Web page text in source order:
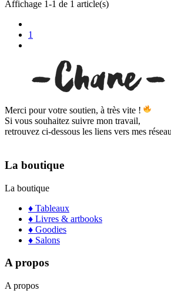
Affichage 1-1 de 1 article(s)
1
Merci pour votre soutien, à très vite !
Si vous souhaitez suivre mon travail,
retrouvez ci-dessous les liens vers mes
La boutique
La boutique
♦ Tableaux
♦ Livres & artbooks
♦ Goodies
♦ Salons
A propos
A propos